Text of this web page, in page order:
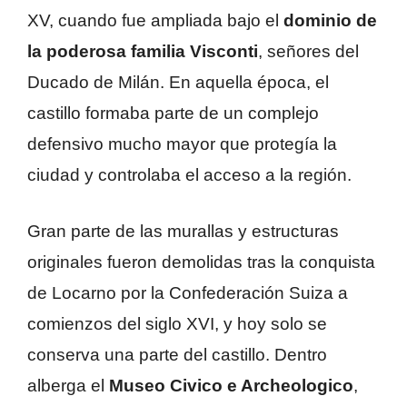
XV, cuando fue ampliada bajo el dominio de
la poderosa familia Visconti, señores del
Ducado de Milán. En aquella época, el
castillo formaba parte de un complejo
defensivo mucho mayor que protegía la
ciudad y controlaba el acceso a la región.
Gran parte de las murallas y estructuras
originales fueron demolidas tras la conquista
de Locarno por la Confederación Suiza a
comienzos del siglo XVI, y hoy solo se
conserva una parte del castillo. Dentro
alberga el Museo Civico e Archeologico,